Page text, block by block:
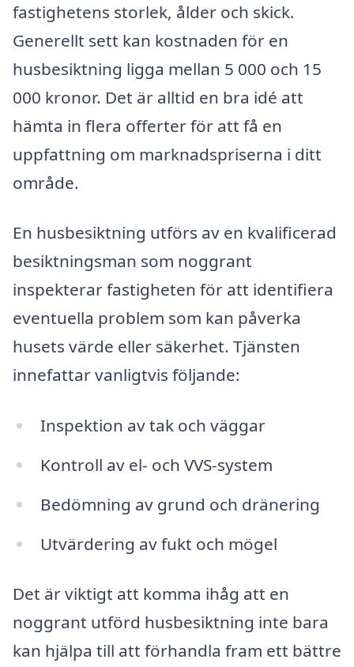
fastighetens storlek, ålder och skick.
Generellt sett kan kostnaden för en
husbesiktning ligga mellan 5 000 och 15
000 kronor. Det är alltid en bra idé att
hämta in flera offerter för att få en
uppfattning om marknadspriserna i ditt
område.
En husbesiktning utförs av en kvalificerad
besiktningsman som noggrant
inspekterar fastigheten för att identifiera
eventuella problem som kan påverka
husets värde eller säkerhet. Tjänsten
innefattar vanligtvis följande:
Inspektion av tak och väggar
Kontroll av el- och VVS-system
Bedömning av grund och dränering
Utvärdering av fukt och mögel
Det är viktigt att komma ihåg att en
noggrant utförd husbesiktning inte bara
kan hjälpa till att förhandla fram ett bättre